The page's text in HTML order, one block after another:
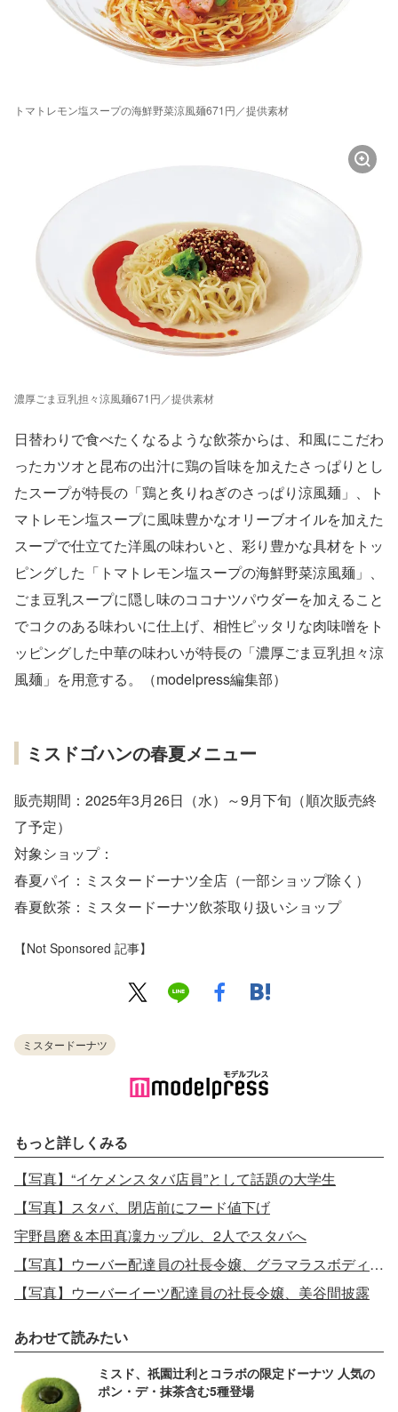
トマトレモン塩スープの海鮮野菜涼風麺671円／提供素材
濃厚ごま豆乳担々涼風麺671円／提供素材
日替わりで食べたくなるような飲茶からは、和風にこだわ
ったカツオと昆布の出汁に鶏の旨味を加えたさっぱりとし
たスープが特長の「鶏と炙りねぎのさっぱり涼風麺」、ト
マトレモン塩スープに風味豊かなオリーブオイルを加えた
スープで仕立てた洋風の味わいと、彩り豊かな具材をトッ
ピングした「トマトレモン塩スープの海鮮野菜涼風麺」、
ごま豆乳スープに隠し味のココナツパウダーを加えること
でコクのある味わいに仕上げ、相性ピッタリな肉味噌をト
ッピングした中華の味わいが特長の「濃厚ごま豆乳担々涼
風麺」を用意する。（modelpress編集部）
ミスドゴハンの春夏メニュー
販売期間：2025年3月26日（水）～9月下旬（順次販売終
了予定）
対象ショップ：
春夏パイ：ミスタードーナツ全店（一部ショップ除く）
春夏飲茶：ミスタードーナツ飲茶取り扱いショップ
【Not Sponsored 記事】
ミスタードーナツ
もっと詳しくみる
【写真】“イケメンスタバ店員”として話題の大学生
【写真】スタバ、閉店前にフード値下げ
宇野昌磨＆本田真凜カップル、2人でスタバへ
【写真】ウーバー配達員の社長令嬢、グラマラスボディ際立つビキニ姿
【写真】ウーバーイーツ配達員の社長令嬢、美谷間披露
あわせて読みたい
ミスド、祇園辻利とコラボの限定ドーナツ 人気の
ポン・デ・抹茶含む5種登場